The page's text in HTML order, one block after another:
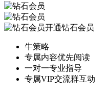
开通钻石会员
牛策略
专属内容优先阅读
一对一专业指导
专属VIP交流群互动